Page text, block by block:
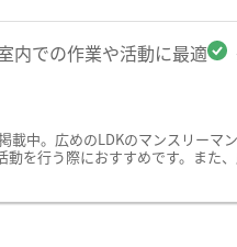
内での作業や活動に最適
中。広めのLDKのマンスリーマ
を行う際におすすめです。また